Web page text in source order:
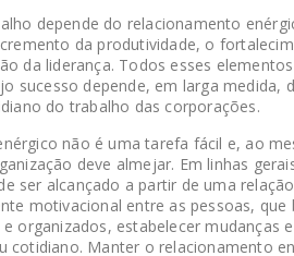
depende do relacionamento
da produtividade, o
da liderança. Todos esses
sucesso depende, em larga medida,
do trabalho das corporações.
não é uma tarefa fácil e, ao
deve almejar. Em linhas
ser alcançado a partir de uma
motivacional entre as pessoas, que
organizados, estabelecer mudanças
cotidiano. Manter o relacionamento